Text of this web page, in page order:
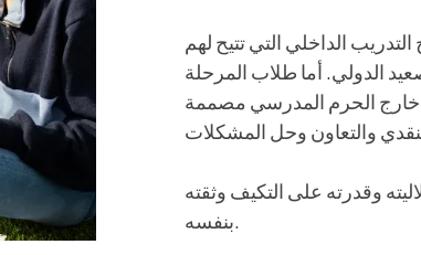
الداخلي التي تتيح لهم
الدولي. أما طلاب المرحلة
خارج الحرم المدرسي مصممة
وقدرته على التكيف وثقته
بنفسه.